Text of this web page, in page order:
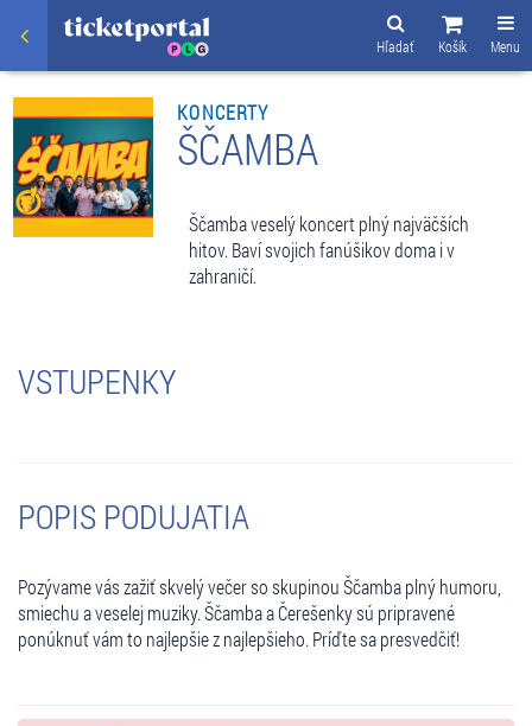
Menu
Košík
Hľadať
KONCERTY
ŠČAMBA
Ščamba veselý koncert plný najväčších
hitov. Baví svojich fanúšikov doma i v
zahraničí.
VSTUPENKY
POPIS PODUJATIA
Pozývame vás zažiť skvelý večer so skupinou Ščamba plný humoru,
smiechu a veselej muziky. Ščamba a Čerešenky sú pripravené
ponúknuť vám to najlepšie z najlepšieho. Príďte sa presvedčiť!